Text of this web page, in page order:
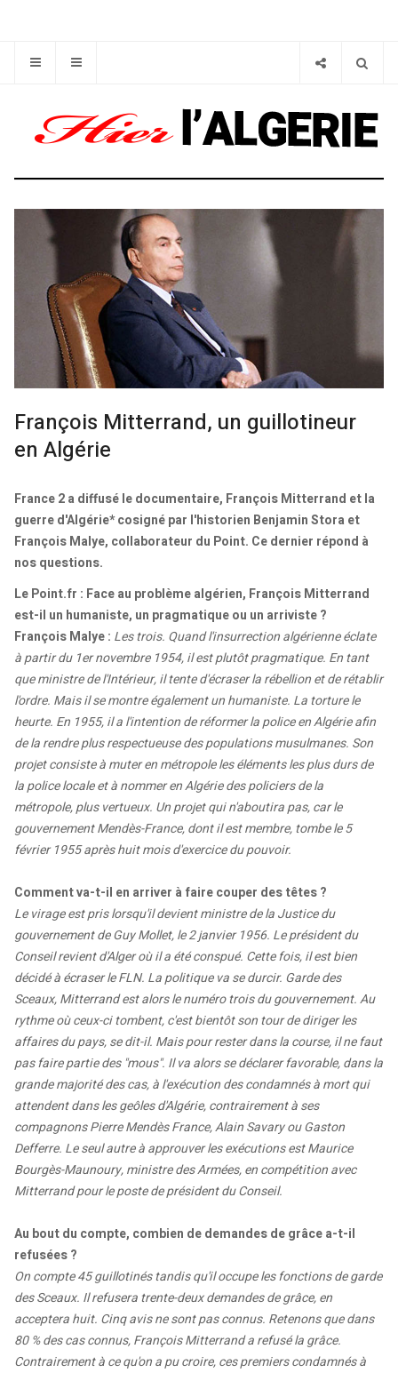
François Mitterrand, un guillotineur
en Algérie
France 2 a diffusé le documentaire, François Mitterrand et la
guerre d'Algérie* cosigné par l'historien Benjamin Stora et
François Malye, collaborateur du Point. Ce dernier répond à
nos questions.
Le Point.fr : Face au problème algérien, François Mitterrand
est-il un humaniste, un pragmatique ou un arriviste ?
François Malye : Les trois. Quand l'insurrection algérienne éclate
à partir du 1er novembre 1954, il est plutôt pragmatique. En tant
que ministre de l'Intérieur, il tente d'écraser la rébellion et de rétablir
l'ordre. Mais il se montre également un humaniste. La torture le
heurte. En 1955, il a l'intention de réformer la police en Algérie afin
de la rendre plus respectueuse des populations musulmanes. Son
projet consiste à muter en métropole les éléments les plus durs de
la police locale et à nommer en Algérie des policiers de la
métropole, plus vertueux. Un projet qui n'aboutira pas, car le
gouvernement Mendès-France, dont il est membre, tombe le 5
février 1955 après huit mois d'exercice du pouvoir.
Comment va-t-il en arriver à faire couper des têtes ?
Le virage est pris lorsqu'il devient ministre de la Justice du
gouvernement de Guy Mollet, le 2 janvier 1956. Le président du
Conseil revient d'Alger où il a été conspué. Cette fois, il est bien
décidé à écraser le FLN. La politique va se durcir. Garde des
Sceaux, Mitterrand est alors le numéro trois du gouvernement. Au
rythme où ceux-ci tombent, c'est bientôt son tour de diriger les
affaires du pays, se dit-il. Mais pour rester dans la course, il ne faut
pas faire partie des "mous". Il va alors se déclarer favorable, dans la
grande majorité des cas, à l'exécution des condamnés à mort qui
attendent dans les geôles d'Algérie, contrairement à ses
compagnons Pierre Mendès France, Alain Savary ou Gaston
Defferre. Le seul autre à approuver les exécutions est Maurice
Bourgès-Maunoury, ministre des Armées, en compétition avec
Mitterrand pour le poste de président du Conseil.
Au bout du compte, combien de demandes de grâce a-t-il
refusées ?
On compte 45 guillotinés tandis qu'il occupe les fonctions de garde
des Sceaux. Il refusera trente-deux demandes de grâce, en
acceptera huit. Cinq avis ne sont pas connus. Retenons que dans
80 % des cas connus, François Mitterrand a refusé la grâce.
Contrairement à ce qu'on a pu croire, ces premiers condamnés à